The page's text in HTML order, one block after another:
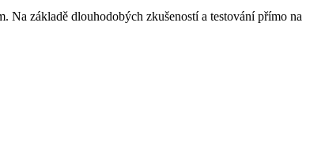
základě dlouhodobých zkušeností a testování přímo na